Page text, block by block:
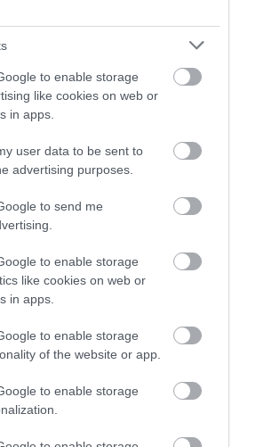
to enable storage
like cookies on web or
in apps.
user data to be sent to
advertising purposes.
to send me
to enable storage
like cookies on web or
in apps.
to enable storage
of the website or app.
to enable storage
halálát okozta és 200 falut
következtében egyes
hófalak alakultak ki.
alá a csapadék, annak az
kellett megküzdenie. De
-25 fokra csökkent a hőmérséklet.
hóvihar